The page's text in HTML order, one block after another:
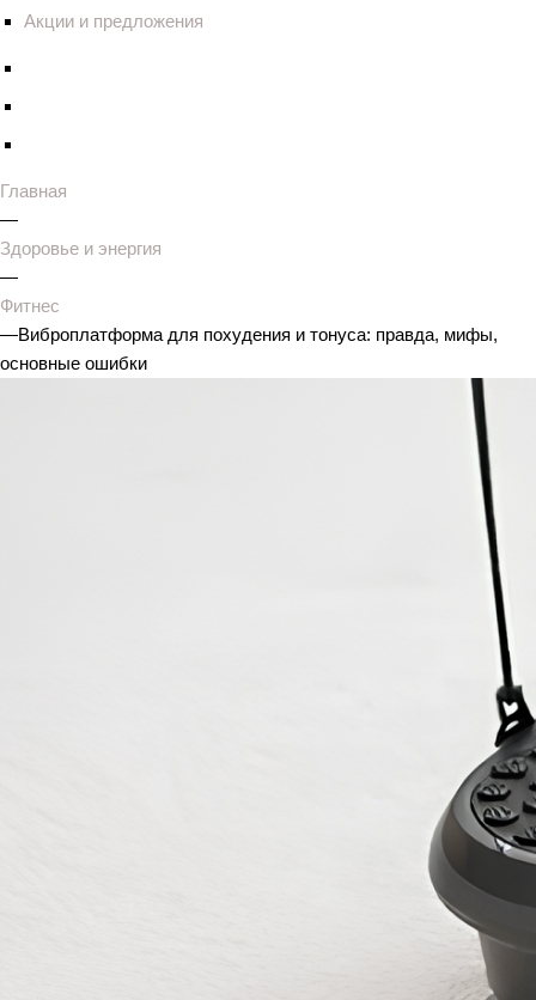
Акции и предложения
Главная
—
Здоровье и энергия
—
Фитнес
—Виброплатформа для похудения и тонуса: правда, мифы,
основные ошибки